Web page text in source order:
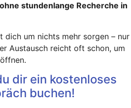
ohne stundenlange Recherche in
dich um nichts mehr sorgen – nur
Austausch reicht oft schon, um
dir ein kostenloses
buchen!